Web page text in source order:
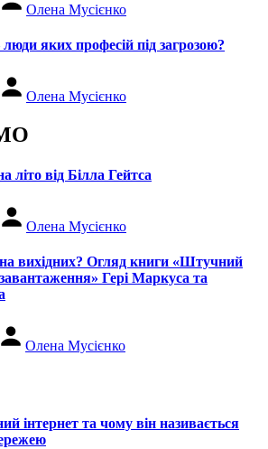
Олена Мусієнко
яких професій під загрозою?
Олена Мусієнко
літо від Білла Гейтса
Олена Мусієнко
вихідних? Огляд книги «Штучний
Гері Маркуса та
Олена Мусієнко
інтернет та чому він називається